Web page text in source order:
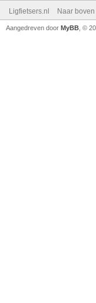
Ligfietsers.nl Naar boven
Aangedreven door MyBB , ©